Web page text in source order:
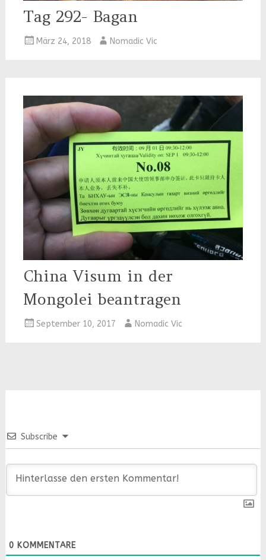
Tag 292- Bagan
März 24, 2018 Nomadic Vic
China Visum in der
Mongolei beantragen
September 10, 2017 Nomadic Vic
Subscribe
0 KOMMENTARE